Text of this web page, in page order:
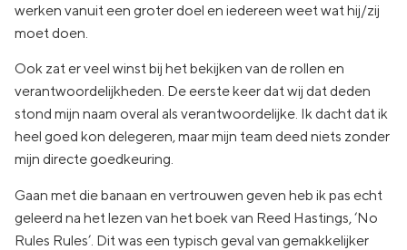
werken vanuit een groter doel en iedereen weet wat hij/zij
moet doen.
Ook zat er veel winst bij het bekijken van de rollen en
verantwoordelijkheden. De eerste keer dat wij dat deden
stond mijn naam overal als verantwoordelijke. Ik dacht dat ik
heel goed kon delegeren, maar mijn team deed niets zonder
mijn directe goedkeuring.
Gaan met die banaan en vertrouwen geven heb ik pas echt
geleerd na het lezen van het boek van Reed Hastings, ‘No
Rules Rules’. Dit was een typisch geval van gemakkelijker